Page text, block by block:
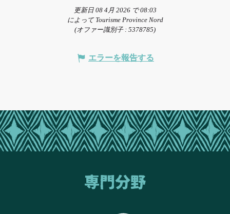
更新日 08 4月 2026 で 08:03
によって Tourisme Province Nord
(オファー識別子 : 5378785)
エラーを報告する
専門分野